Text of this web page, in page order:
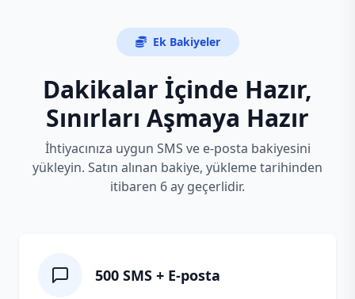
Ek Bakiyeler
Dakikalar İçinde Hazır,
Sınırları Aşmaya Hazır
İhtiyacınıza uygun SMS ve e-posta bakiyesini
yükleyin. Satın alınan bakiye, yükleme tarihinden
itibaren 6 ay geçerlidir.
500 SMS + E‑posta